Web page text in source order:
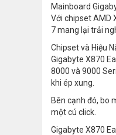
Mainboard
Với chipset AMD
7 mang lại trải
Chipset và Hiệu
Gigabyte X870
8000 và 9000
khi ép xung.
Bên cạnh đó, bo
một cú click.
Gigabyte X870